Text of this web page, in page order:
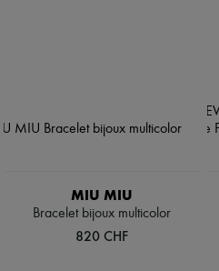
MIU MIU
Bracelet bijoux multicolor
820 CHF